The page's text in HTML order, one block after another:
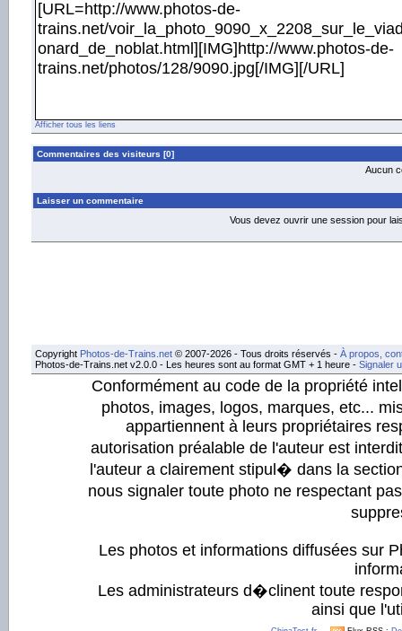
Afficher tous les liens
Commentaires des visiteurs [0]
Aucun
Laisser un commentaire
Vous devez ouvrir une session pour
Copyright Photos-de-Trains.net © 2007-2026 - Tous droits réservés - À propos,
Photos-de-Trains.net v2.0.0 - Les heures sont au format GMT + 1 heure - Signaler
Conformément au code de la propriété
photos, images, logos, marques, etc...
appartiennent à leurs propriétaires
autorisation préalable de l'auteur est
l'auteur a clairement stipul� dans la
nous signaler toute photo ne respectant
Les photos et informations diffusées sur
Les administrateurs d�clinent toute
ainsi que